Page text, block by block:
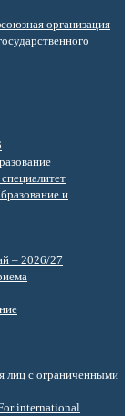
организация
и
– 2026/27
лиц с ограниченными
international